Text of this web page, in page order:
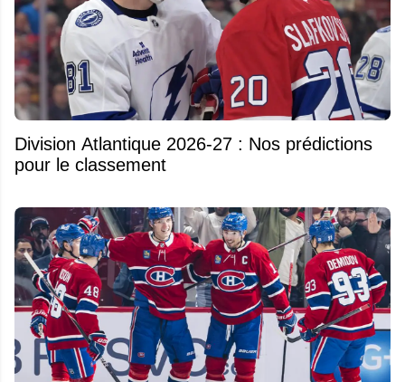
Division Atlantique 2026-27 : Nos prédictions
pour le classement